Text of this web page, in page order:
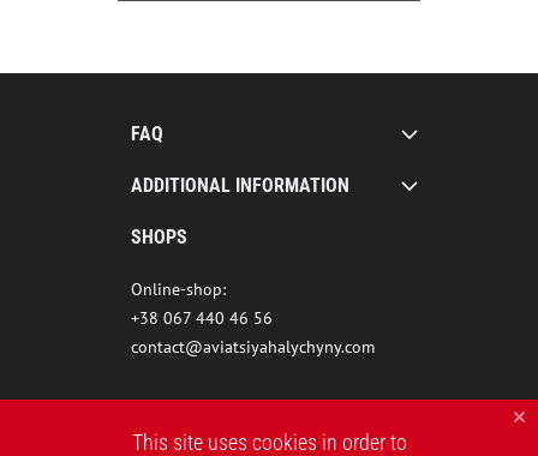
FAQ
ADDITIONAL INFORMATION
SHOPS
Online-shop:
+38 067 440 46 56
contact@aviatsiyahalychyny.com
This site uses cookies in order to